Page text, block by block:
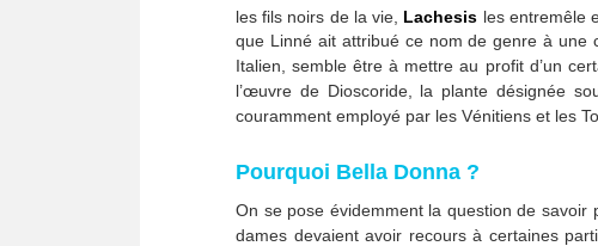
les fils noirs de la vie, Lachesis les entremêle
que Linné ait attribué ce nom de genre à une
Italien, semble être à mettre au profit d’un
l’œuvre de Dioscoride, la plante désignée
couramment employé par les Vénitiens et les
Pourquoi Bella Donna ?
On se pose évidemment la question de
dames devaient avoir recours à certaines